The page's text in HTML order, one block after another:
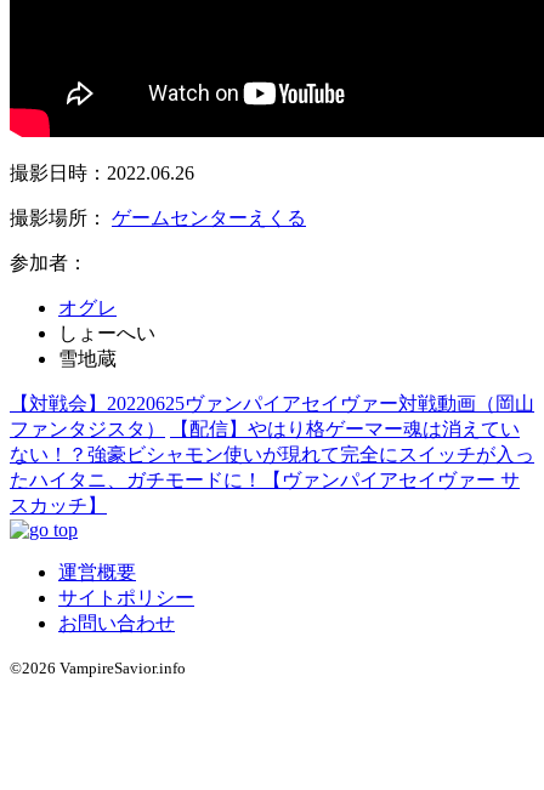
撮影日時：2022.06.26
撮影場所： ゲームセンターえくる
参加者：
オグレ
しょーへい
雪地蔵
【対戦会】20220625ヴァンパイアセイヴァー対戦動画（岡山
ファンタジスタ）
【配信】やはり格ゲーマー魂は消えてい
ない！？強豪ビシャモン使いが現れて完全にスイッチが入っ
たハイタニ、ガチモードに！【ヴァンパイアセイヴァー サ
スカッチ】
運営概要
サイトポリシー
お問い合わせ
©2026 VampireSavior.info